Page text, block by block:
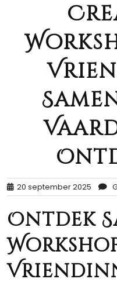
20 september 2025
Ontdek